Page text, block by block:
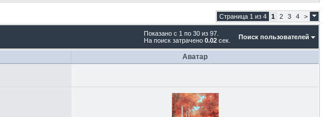
Страница 1 из 4 1 2 3 4 >
Показано с 1 по 30 из 97.
На поиск затрачено0.02 сек. Поиск пользователей
Аватар